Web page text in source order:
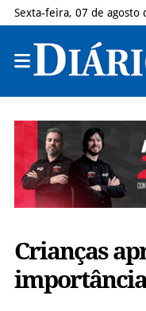
Sexta-feira, 07 de agosto
Crianças